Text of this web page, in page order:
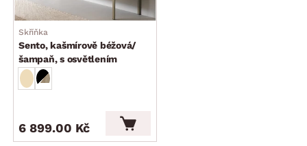
Skříňka
Sento, kašmírově béžová/
šampaň, s osvětlením
6 899.00 Kč